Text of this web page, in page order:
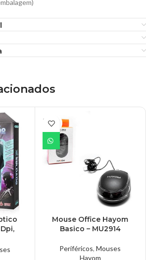
ESGO
TADO
Mouse Office Hayom
Basico – MU2914
Periféricos, Mouses
Hayom